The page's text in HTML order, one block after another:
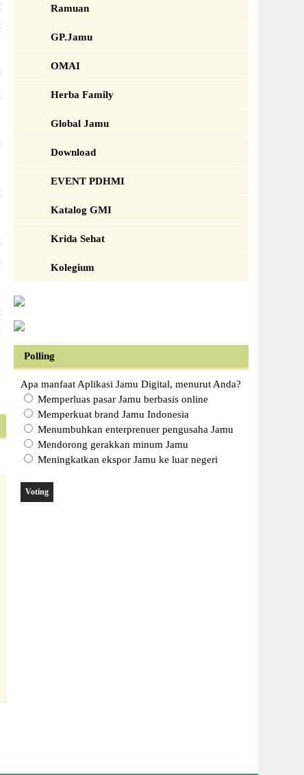
Ramuan
GP.Jamu
OMAI
Herba Family
Global Jamu
Download
EVENT PDHMI
Katalog GMI
Krida Sehat
Kolegium
Polling
Apa manfaat Aplikasi Jamu Digital, menurut Anda?
Memperluas pasar Jamu berbasis online
Memperkuat brand Jamu Indonesia
Menumbuhkan enterprenuer pengusaha Jamu
Mendorong gerakkan minum Jamu
Meningkatkan ekspor Jamu ke luar negeri